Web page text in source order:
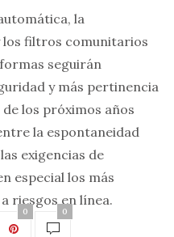
la
filtros comunitarios
seguirán
y más pertinencia
los próximos años
la espontaneidad
exigencias de
especial los más
riesgos en línea.
0 0